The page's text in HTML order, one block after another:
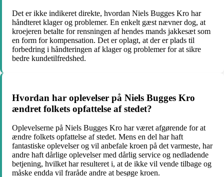
Det er ikke indikeret direkte, hvordan Niels Bugges Kro har
håndteret klager og problemer. En enkelt gæst nævner dog, at
kroejeren betalte for rensningen af hendes mands jakkesæt som
en form for kompensation. Det er oplagt, at der er plads til
forbedring i håndteringen af klager og problemer for at sikre
bedre kundetilfredshed.
Hvordan har oplevelser på Niels Bugges Kro
ændret folkets opfattelse af stedet?
Oplevelserne på Niels Bugges Kro har været afgørende for at
ændre folkets opfattelse af stedet. Mens en del har haft
fantastiske oplevelser og vil anbefale kroen på det varmeste, har
andre haft dårlige oplevelser med dårlig service og nedladende
betjening, hvilket har resulteret i, at de ikke vil vende tilbage og
måske endda vil fraråde andre at besøge kroen.